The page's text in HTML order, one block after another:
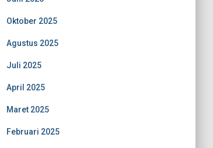
Oktober 2025
Agustus 2025
Juli 2025
April 2025
Maret 2025
Februari 2025